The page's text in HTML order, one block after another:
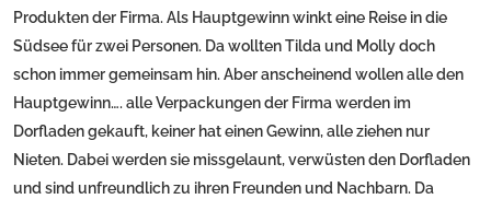
Produkten der Firma. Als Hauptgewinn winkt eine Reise in die
Südsee für zwei Personen. Da wollten Tilda und Molly doch
schon immer gemeinsam hin. Aber anscheinend wollen alle den
Hauptgewinn…. alle Verpackungen der Firma werden im
Dorfladen gekauft, keiner hat einen Gewinn, alle ziehen nur
Nieten. Dabei werden sie missgelaunt, verwüsten den Dorfladen
und sind unfreundlich zu ihren Freunden und Nachbarn. Da